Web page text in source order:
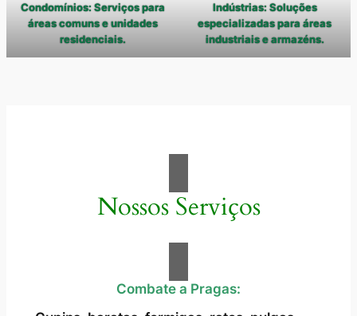
Condomínios: Serviços para
áreas comuns e unidades
residenciais.
Indústrias: Soluções
especializadas para áreas
industriais e armazéns.
Nossos Serviços
Combate a Pragas: